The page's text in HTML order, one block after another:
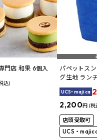
門店 和果 6個入
込)
パペットス
グ生地 ラン
UCS・majica
2,200円 (税
店頭受取可
UCS・